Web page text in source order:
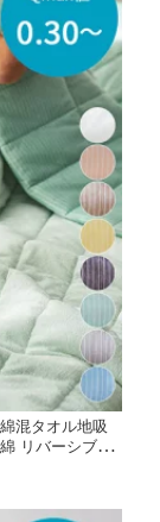
混タオル地吸
リバーシブル
接触冷感 暑
nissen